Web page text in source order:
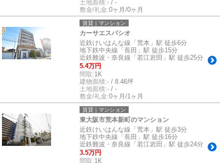
土地面積:- / -
敷金/礼金:0ヶ月/0ヶ月
賃貸｜マンション
カーサエスパシオ
近鉄けいはんな線「荒本」駅 徒歩6分
地下鉄中央線「長田」駅 徒歩15分
近鉄難波・奈良線「若江岩田」駅 徒歩25分
5.4万円
間取:1K
建物面積:- / 8.46坪
土地面積:- / -
敷金/礼金:0ヶ月/1ヶ月
賃貸｜マンション
東大阪市荒本新町のマンション
近鉄けいはんな線「荒本」駅 徒歩3分
地下鉄中央線「長田」駅 徒歩16分
近鉄難波・奈良線「若江岩田」駅 徒歩24分
3.5万円
間取:1K